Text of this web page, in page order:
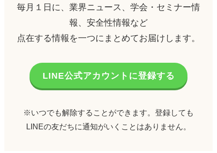
毎月１日に、業界ニュース、学会・セミナー情
報、安全性情報など
点在する情報を一つにまとめてお届けします。
LINE公式アカウントに登録する
※いつでも解除することができます。登録しても
LINEの友だちに通知がいくことはありません。